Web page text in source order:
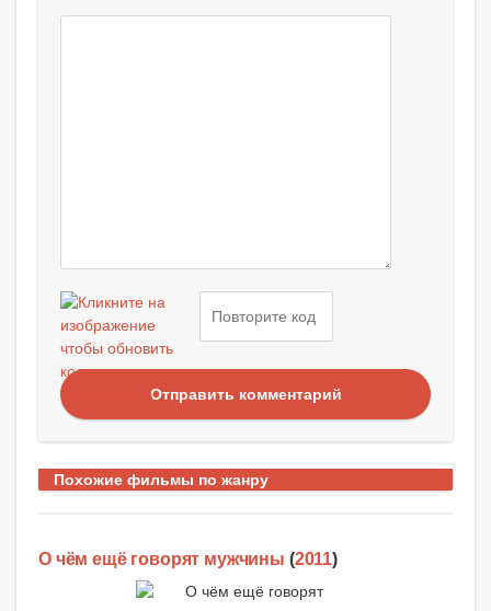
Отправить комментарий
Похожие фильмы по жанру
О чём ещё говорят мужчины (2011)